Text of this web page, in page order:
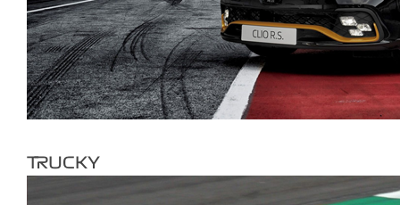
TRUCKY